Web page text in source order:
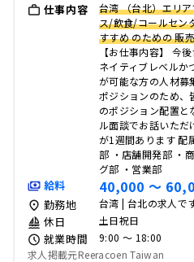
仕事内容
台湾 （台北）エリ
ス/飲食/コールセン
すすめ のための 販
【お仕事内容】 今
ネイティブレベルか
が可能な方の人材募
ポジションのため、
のポジション配置と
ル面談でお話いた
が1週間あります 配
部 ・店舗開発部 ・
グ部 ・営業部
給料 40,000 〜
勤務地 台湾 | 台北の求人です
休日 土日祝日
就業時間
9:00 〜 18:00
求人掲載元Reeracoen Taiwan